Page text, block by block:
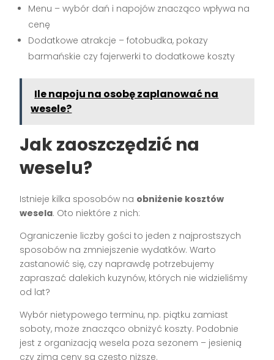
Menu – wybór dań i napojów znacząco wpływa na
cenę
Dodatkowe atrakcje – fotobudka, pokazy
barmańskie czy fajerwerki to dodatkowe koszty
Ile napoju na osobę zaplanować na
wesele?
Jak zaoszczędzić na
weselu?
Istnieje kilka sposobów na obniżenie kosztów
wesela. Oto niektóre z nich:
Ograniczenie liczby gości to jeden z najprostszych
sposobów na zmniejszenie wydatków. Warto
zastanowić się, czy naprawdę potrzebujemy
zapraszać dalekich kuzynów, których nie widzieliśmy
od lat?
Wybór nietypowego terminu, np. piątku zamiast
soboty, może znacząco obniżyć koszty. Podobnie
jest z organizacją wesela poza sezonem – jesienią
czy zimą ceny są często niższe.